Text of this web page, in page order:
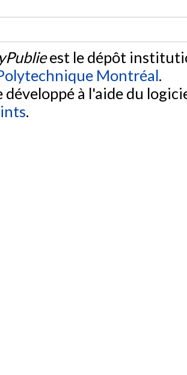
est le dépôt
Montréal.
développé à l'aide du
.